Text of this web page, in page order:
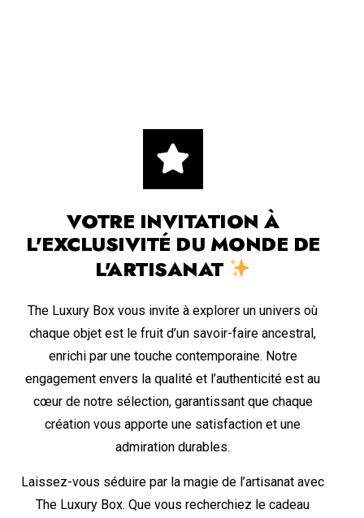
VOTRE INVITATION À
L'EXCLUSIVITÉ DU MONDE DE
L'ARTISANAT
The Luxury Box vous invite à explorer un univers où
chaque objet est le fruit d’un savoir-faire ancestral,
enrichi par une touche contemporaine. Notre
engagement envers la qualité et l’authenticité est au
cœur de notre sélection, garantissant que chaque
création vous apporte une satisfaction et une
admiration durables.
Laissez-vous séduire par la magie de l’artisanat avec
The Luxury Box. Que vous recherchiez le cadeau